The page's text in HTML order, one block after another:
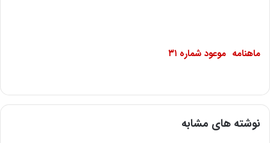
ماهنامه موعود شماره ۳۱
نوشته های مشابه